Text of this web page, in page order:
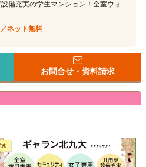
備充実の学生マンション！全室ウォ
ネット無料
お問合せ・資料請求